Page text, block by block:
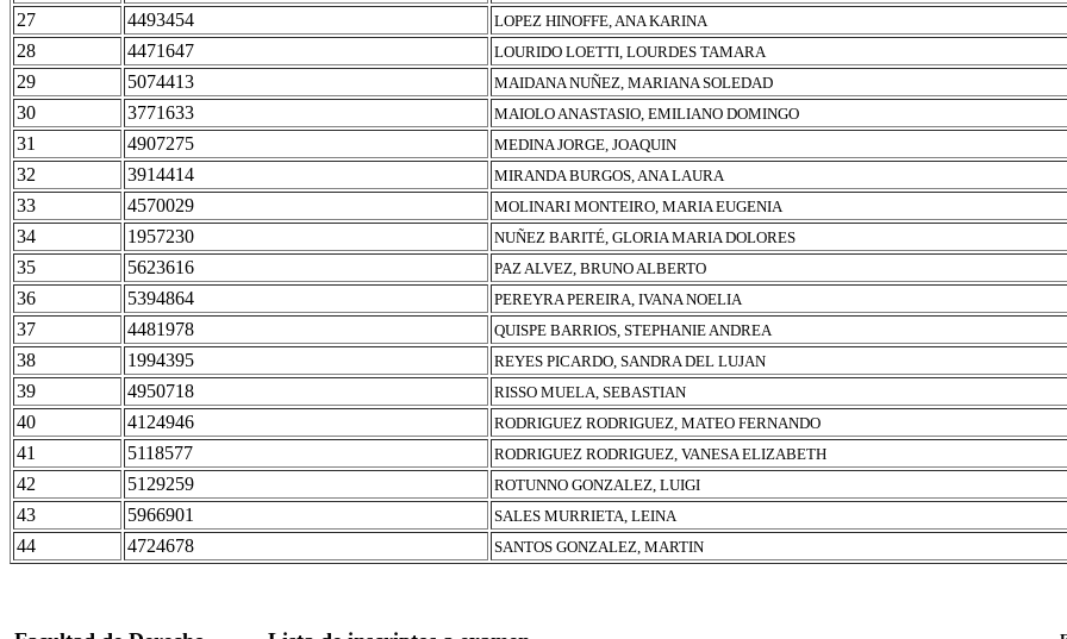
27 4493454 LOPEZ HINOFFE, ANA KARINA
28 4471647 LOURIDO LOETTI, LOURDES TAMARA
29 5074413 MAIDANA NUÑEZ, MARIANA SOLEDAD
30 3771633 MAIOLO ANASTASIO, EMILIANO DOMINGO
31 4907275 MEDINA JORGE, JOAQUIN
32 3914414 MIRANDA BURGOS, ANA LAURA
33 4570029 MOLINARI MONTEIRO, MARIA EUGENIA
34 1957230 NUÑEZ BARITÉ, GLORIA MARIA DOLORES
35 5623616 PAZ ALVEZ, BRUNO ALBERTO
36 5394864 PEREYRA PEREIRA, IVANA NOELIA
37 4481978 QUISPE BARRIOS, STEPHANIE ANDREA
38 1994395 REYES PICARDO, SANDRA DEL LUJAN
39 4950718 RISSO MUELA, SEBASTIAN
40 4124946 RODRIGUEZ RODRIGUEZ, MATEO FERNANDO
41 5118577 RODRIGUEZ RODRIGUEZ, VANESA ELIZABETH
42 5129259 ROTUNNO GONZALEZ, LUIGI
43 5966901 SALES MURRIETA, LEINA
44 4724678 SANTOS GONZALEZ, MARTIN